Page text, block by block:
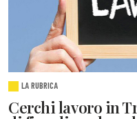
LA RUBRICA
Cerchi lavoro in